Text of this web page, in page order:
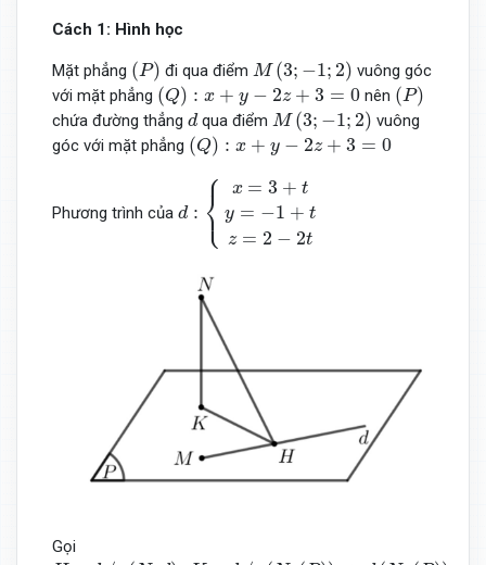
Cách 1: Hình học
Mặt phẳng (P)
(P) đi qua điểm M (3; −1; 2)
M(3;− 2
vuông góc
với mặt phẳng (Q) : x + y − 2z + 3 = 0
(Q):x +y − z =0 nên (P)
(P)
chứa đường thẳng d
dqua điểmM (3; −1; 2)
M(3;− 2)
vuông
góc với mặt phẳng (Q) : x + y − 2z + 3 = 0
(Q): x +y − z 3=0
Phương trình của d : ⎧
⎨
⎩
x = 3 + t
y = −1 + t
z = 2 − 2t
= − + tz
Gọi